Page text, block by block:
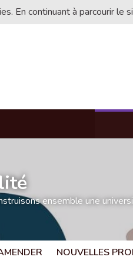
En continuant à parcourir
ensemble une
NOUVELLES